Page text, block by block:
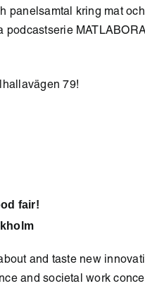
panelsamtal kring mat
79!
fair!
and taste new
and societal work